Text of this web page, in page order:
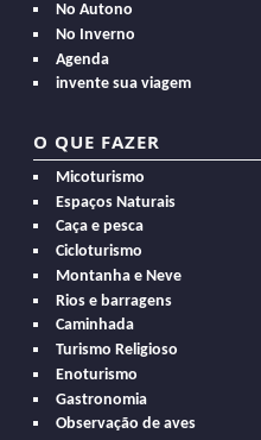
No Autono
No Inverno
Agenda
invente sua viagem
O QUE FAZER
Micoturismo
Espaços Naturais
Caça e pesca
Cicloturismo
Montanha e Neve
Rios e barragens
Caminhada
Turismo Religioso
Enoturismo
Gastronomia
Observação de aves